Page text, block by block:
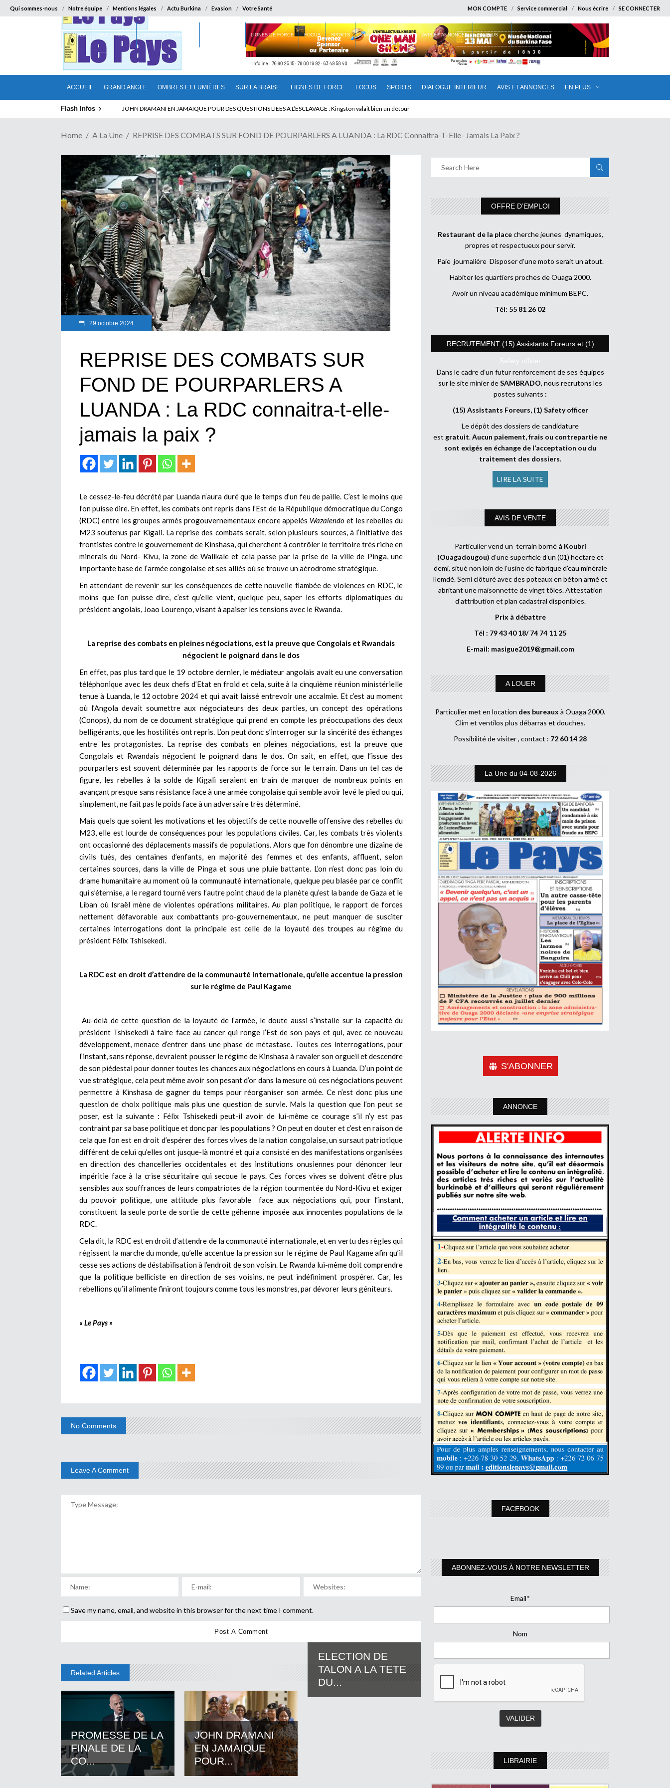
Qui sommes-nous Notre équipe Mentions légales Actu Burkina Evasion Votre Santé MON COMPTE Service commercial Nous écrire SE CONNECTER
ACCUEIL GRAND ANGLE OMBRES ET LUMIÈRES SUR LA BRAISE LIGNES DE FORCE FOCUS SPORTS DIALOGUE INTERIEUR AVIS ET ANNONCES EN PLUS
ACCUEIL GRAND ANGLE OMBRES ET LUMIÈRES LIGNES DE FORCE FOCUS SPORTS DIALOGUE INTERIEUR AVIS ET ANNONCES EN PLUS
Flash Infos ELECTION DE TALON A LA TETE DU SENAT BENINOIS : Quand Patrice quitte le pouvoir sans partir !
Home A La Une REPRISE DES COMBATS SUR FOND DE POURPARLERS A LUANDA : La RDC Connaitra-T-Elle- Jamais La Paix ?
29 octobre 2024
REPRISE DES COMBATS SUR
FOND DE POURPARLERS A
LUANDA : La RDC connaitra-t-elle-
jamais la paix ?
Le cessez-le-feu décrété par Luanda n’aura duré que le temps d’un feu de paille. C’est le moins que
l’on puisse dire. En effet, les combats ont repris dans l’Est de la République démocratique du Congo
(RDC) entre les groupes armés progouvernementaux encore appelés Wazalendo et les rebelles du
M23 soutenus par Kigali. La reprise des combats serait, selon plusieurs sources, à l’initiative des
frontistes contre le gouvernement de Kinshasa, qui cherchent à contrôler le territoire très riche en
minerais du Nord- Kivu, la zone de Walikale et cela passe par la prise de la ville de Pinga, une
importante base de l’armée congolaise et ses alliés où se trouve un aérodrome stratégique.
En attendant de revenir sur les conséquences de cette nouvelle flambée de violences en RDC, le
moins que l’on puisse dire, c’est qu’elle vient, quelque peu, saper les efforts diplomatiques du
président angolais, Joao Lourenço, visant à apaiser les tensions avec le Rwanda.
La reprise des combats en pleines négociations, est la preuve que Congolais et Rwandais
négocient le poignard dans le dos
En effet, pas plus tard que le 19 octobre dernier, le médiateur angolais avait eu une conversation
téléphonique avec les deux chefs d’Etat en froid et cela, suite à la cinquième réunion ministérielle
tenue à Luanda, le 12 octobre 2024 et qui avait laissé entrevoir une accalmie. Et c’est au moment
où l’Angola devait soumettre aux négociateurs des deux parties, un concept des opérations
(Conops), du nom de ce document stratégique qui prend en compte les préoccupations des deux
belligérants, que les hostilités ont repris. L’on peut donc s’interroger sur la sincérité des échanges
entre les protagonistes. La reprise des combats en pleines négociations, est la preuve que
Congolais et Rwandais négocient le poignard dans le dos. On sait, en effet, que l’issue des
pourparlers est souvent déterminée par les rapports de force sur le terrain. Dans un tel cas de
figure, les rebelles à la solde de Kigali seraient en train de marquer de nombreux points en
avançant presque sans résistance face à une armée congolaise qui semble avoir levé le pied ou qui,
simplement, ne fait pas le poids face à un adversaire très déterminé.
Mais quels que soient les motivations et les objectifs de cette nouvelle offensive des rebelles du
M23, elle est lourde de conséquences pour les populations civiles. Car, les combats très violents
ont occasionné des déplacements massifs de populations. Alors que l’on dénombre une dizaine de
civils tués, des centaines d’enfants, en majorité des femmes et des enfants, affluent, selon
certaines sources, dans la ville de Pinga et sous une pluie battante. L’on n’est donc pas loin du
drame humanitaire au moment où la communauté internationale, quelque peu blasée par ce conflit
qui s’éternise, a le regard tourné vers l’autre point chaud de la planète qu’est la bande de Gaza et le
Liban où Israël mène de violentes opérations militaires. Au plan politique, le rapport de forces
nettement défavorable aux combattants pro-gouvernementaux, ne peut manquer de susciter
certaines interrogations dont la principale est celle de la loyauté des troupes au régime du
président Félix Tshisekedi.
La RDC est en droit d’attendre de la communauté internationale, qu’elle accentue la pression
sur le régime de Paul Kagame
Au-delà de cette question de la loyauté de l’armée, le doute aussi s’installe sur la capacité du
président Tshisekedi à faire face au cancer qui ronge l’Est de son pays et qui, avec ce nouveau
développement, menace d’entrer dans une phase de métastase. Toutes ces interrogations, pour
l’instant, sans réponse, devraient pousser le régime de Kinshasa à ravaler son orgueil et descendre
de son piédestal pour donner toutes les chances aux négociations en cours à Luanda. D’un point de
vue stratégique, cela peut même avoir son pesant d’or dans la mesure où ces négociations peuvent
permettre à Kinshasa de gagner du temps pour réorganiser son armée. Ce n’est donc plus une
question de choix politique mais plus une question de survie. Mais la question que l’on peut se
poser, est la suivante : Félix Tshisekedi peut-il avoir de lui-même ce courage s’il n’y est pas
contraint par sa base politique et donc par les populations ? On peut en douter et c’est en raison de
cela que l’on est en droit d’espérer des forces vives de la nation congolaise, un sursaut patriotique
différent de celui qu’elles ont jusque-là montré et qui a consisté en des manifestations organisées
en direction des chancelleries occidentales et des institutions onusiennes pour dénoncer leur
impéritie face à la crise sécuritaire qui secoue le pays. Ces forces vives se doivent d’être plus
sensibles aux souffrances de leurs compatriotes de la région tourmentée du Nord-Kivu et exiger
du pouvoir politique, une attitude plus favorable face aux négociations qui, pour l’instant,
constituent la seule porte de sortie de cette géhenne imposée aux innocentes populations de la
RDC.
Cela dit, la RDC est en droit d’attendre de la communauté internationale, et en vertu des règles qui
régissent la marche du monde, qu’elle accentue la pression sur le régime de Paul Kagame afin qu’il
cesse ses actions de déstabilisation à l’endroit de son voisin. Le Rwanda lui-même doit comprendre
que la politique belliciste en direction de ses voisins, ne peut indéfiniment prospérer. Car, les
rebellions qu’il alimente finiront toujours comme tous les monstres, par dévorer leurs géniteurs.
« Le Pays »
No Comments
Leave A Comment
Save my name, email, and website in this browser for the next time I comment.
Related Articles
PROMESSE DE LA
FINALE DE LA
CO...
JOHN DRAMANI
EN JAMAIQUE
POUR...
ELECTION DE
TALON A LA TETE
DU...
OFFRE D’EMPLOI
Restaurant de la placecherche jeunes dynamiques,
propres et respectueux pour servir.
Paie journalière Disposer d’une moto serait un atout.
Habiter les quartiers proches de Ouaga 2000.
Avoir un niveau académique minimum BEPC.
Tél: 55 81 26 02
RECRUTEMENT (15) Assistants Foreurs et (1)
Safety officer
Dans le cadre d’un futur renforcement de ses équipes
sur le site minier deSAMBRADO, nous recrutons les
postes suivants :
(15) Assistants Foreurs, (1) Safety officer
Le dépôt des dossiers de candidature
est gratuit.Aucun paiement, frais ou contrepartie ne
sont exigés en échange de l’acceptation ou du
traitement des dossiers.
LIRE LA SUITE
AVIS DE VENTE
Particulier vend un terrain borné à Koubri
(Ouagadougou) d’une superficie d’un (01) hectare et
demi, situé non loin de l’usine de fabrique d’eau minérale
Ilemdé. Semi clôturé avec des poteaux en béton armé et
abritant une maisonnette de vingt tôles. Attestation
d’attribution et plan cadastral disponibles.
Prix à débattre
Tél : 79 43 40 18/ 74 74 11 25
E-mail: masigue2019@gmail.com
A LOUER
Particulier met en location des bureaux à Ouaga 2000.
Clim et ventilos plus débarras et douches.
Possibilité de visiter , contact : 72 60 14 28
La Une du 04-08-2026
S'ABONNER
ANNONCE
FACEBOOK
ABONNEZ-VOUS À NOTRE NEWSLETTER
Email*
Nom
LIBRAIRIE